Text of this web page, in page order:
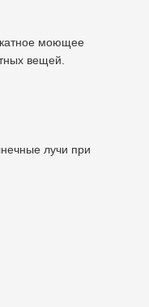
моющее
вещей.
лучи при